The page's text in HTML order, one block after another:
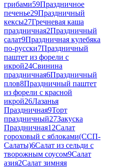
грибами59Праздничное
печенье29Праздничный
кексы27Гречневая каша
праздничная2Праздничный
салат9Праздничная кулебяка
по-русски7Праздничный
паштет из форели с
икрой24Свинина
праздничная6Праздничный
плов8Праздничный паштет
из форели с красной
икрой26Лазанья
Праздничная9Торт
праздничный27Закуска
Праздничная12Салат
гороховый с яблоками(ССП-
Салаты)6Салат из сельди с
творожным соусом9Салат
азия2Салат зимняя